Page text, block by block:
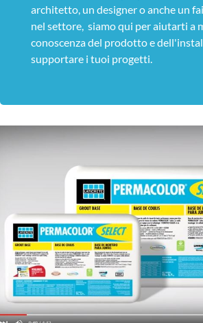
architetto, un designer o anche un
nel settore, siamo qui per aiutarti a
conoscenza del prodotto e
supportare i tuoi progetti.